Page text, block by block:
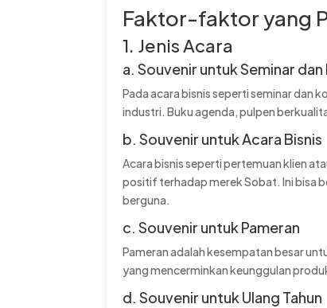
Faktor-faktor yang
1. Jenis Acara
a. Souvenir untuk Seminar
Pada acara bisnis seperti seminar dan
industri. Buku agenda, pulpen
b. Souvenir untuk Acara Bisnis
Acara bisnis seperti pertemuan klien
positif terhadap merek Sobat. Ini bisa
berguna.
c. Souvenir untuk Pameran
Pameran adalah kesempatan besar
yang mencerminkan keunggulan
d. Souvenir untuk Ulang Tahun